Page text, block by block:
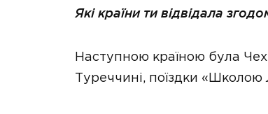
Які країни ти відвідала
Наступною країною була
Туреччині, поїздки «Школою